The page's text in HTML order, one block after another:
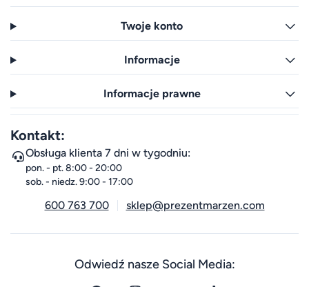
Twoje konto
Informacje
Informacje prawne
Kontakt:
Obsługa klienta 7 dni w tygodniu:
pon. - pt. 8:00 - 20:00
sob. - niedz. 9:00 - 17:00
600 763 700 sklep@prezentmarzen.com
Odwiedź nasze Social Media: